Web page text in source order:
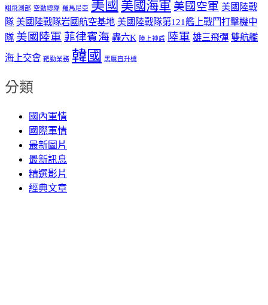
翔飛測部 空勤總隊 羅馬尼亞 美國 美國海軍 美國空軍 美國陸戰
隊 美國陸戰隊岩國航空基地 美國陸戰隊第121艦上戰鬥打擊機中
隊 美國陸軍 菲律賓海 轟六K 陸上神盾 陸軍 雄三飛彈 雙航艦
海上交會 靶勤業務 韓國 黑鷹直升機
分類
國內軍情
國際軍情
最新圖片
最新訊息
精選影片
經典文章